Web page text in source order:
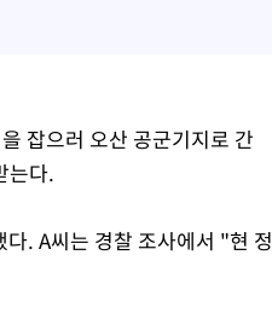
잡으러 오산 공군기지로 간
는다.
. A씨는 경찰 조사에서 "현 정